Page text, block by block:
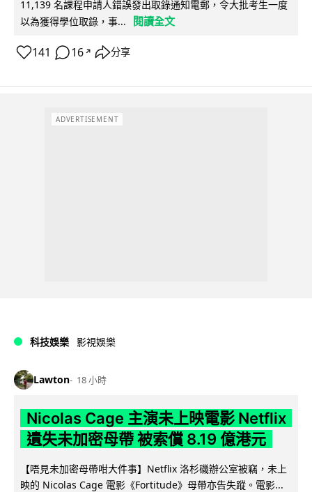
11,139 名課程申請人錯誤發出取錄通知電郵，令大批考生一度
以為獲得學位取錄，事...
閱讀全文
141 16 ↗ 分享
ADVERTISEMENT
科技娛樂 影視娛樂
Lawton 18 小時
Nicolas Cage 主演未上映電影 Netflix
遺失未加密母帶 被索償 8.19 億港元
【唔見未加密母帶咁大件事】Netflix 洛杉磯辦公室被竊，未上
映的 Nicolas Cage 電影《Fortitude》母帶亦告失蹤。電影...